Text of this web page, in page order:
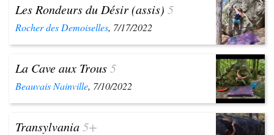
Les Rondeurs du Désir (assis) 5
Rocher des Demoiselles, 7/17/2022
La Cave aux Trous5
Beauvais Nainville, 7/10/2022
Transylvania5+